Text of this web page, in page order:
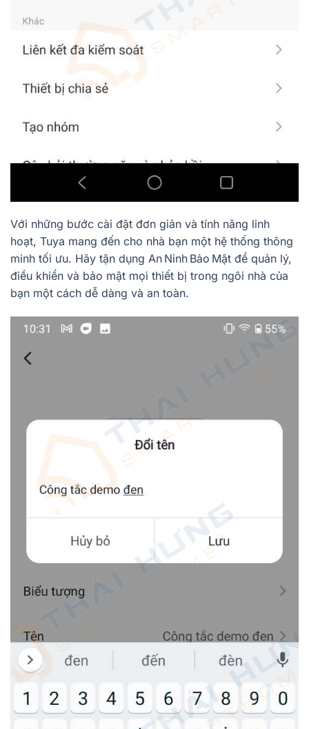
Với những bước cài đặt đơn giản và tính năng linh
hoạt, Tuya mang đến cho nhà bạn một hệ thống thông
minh tối ưu. Hãy tận dụng An Ninh Bảo Mật để quản lý,
điều khiển và bảo mật mọi thiết bị trong ngôi nhà của
bạn một cách dễ dàng và an toàn.